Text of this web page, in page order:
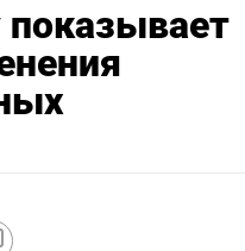
показывает